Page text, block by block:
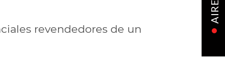
revendedores de un
AIRE